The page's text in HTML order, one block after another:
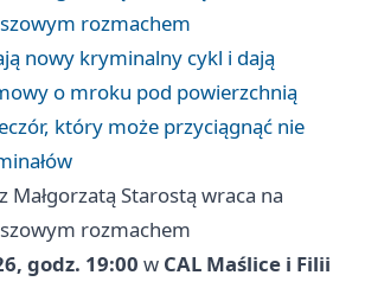
rozmachem
nowy kryminalny cykl i dają
o mroku pod powierzchnią
który może przyciągnąć nie
Małgorzatą Starostą wraca na
rozmachem
godz. 19:00 w CAL Maślice i Filii